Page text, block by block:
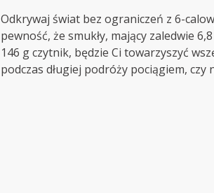
Odkrywaj świat bez ograniczeń z 6-
pewność, że smukły, mający zaledwie
146 g czytnik, będzie Ci towarzyszyć
podczas długiej podróży pociągiem, czy